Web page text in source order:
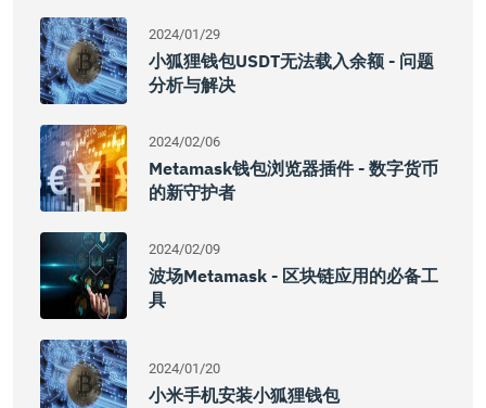
2024/01/29
小狐狸钱包USDT无法载入余额 - 问题
分析与解决
2024/02/06
Metamask钱包浏览器插件 - 数字货币
的新守护者
2024/02/09
波场Metamask - 区块链应用的必备工
具
2024/01/20
小米手机安装小狐狸钱包